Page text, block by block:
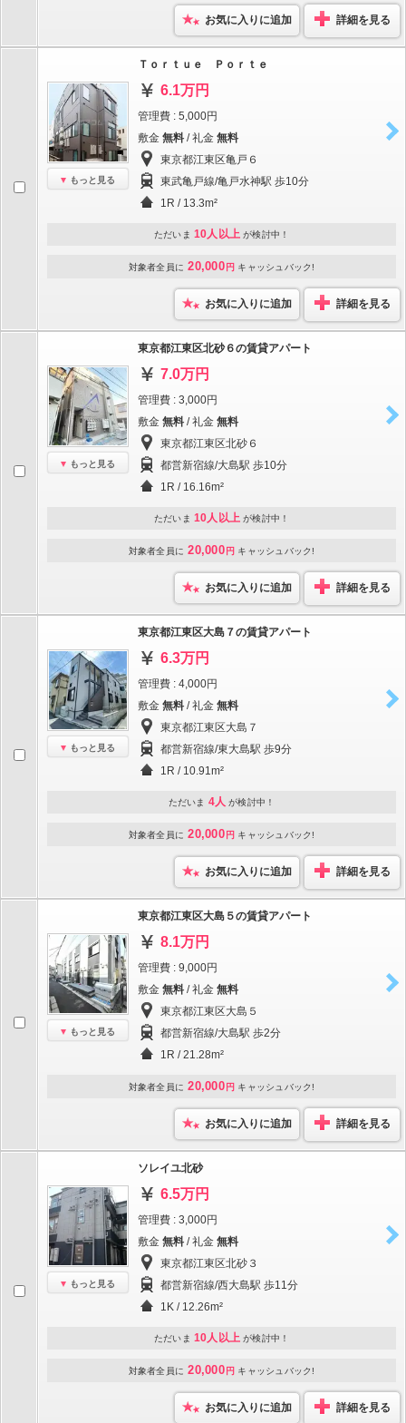
お気に入りに追加 詳細を見る
もっと見る
Ｔｏｒｔｕｅ Ｐｏｒｔｅ
6.1万円
管理費 : 5,000円
敷金 無料 / 礼金 無料
東京都江東区亀戸６
東武亀戸線/亀戸水神駅 歩10分
1R / 13.3m²
ただいま 10人以上 が検討中！
対象者全員に 20,000 円 キャッシュバック!
お気に入りに追加 詳細を見る
もっと見る
東京都江東区北砂６の賃貸アパート
7.0万円
管理費 : 3,000円
敷金 無料 / 礼金 無料
東京都江東区北砂６
都営新宿線/大島駅 歩10分
1R / 16.16m²
ただいま 10人以上 が検討中！
対象者全員に 20,000 円 キャッシュバック!
お気に入りに追加 詳細を見る
もっと見る
東京都江東区大島７の賃貸アパート
6.3万円
管理費 : 4,000円
敷金 無料 / 礼金 無料
東京都江東区大島７
都営新宿線/東大島駅 歩9分
1R / 10.91m²
ただいま 4人 が検討中！
対象者全員に 20,000 円 キャッシュバック!
お気に入りに追加 詳細を見る
もっと見る
東京都江東区大島５の賃貸アパート
8.1万円
管理費 : 9,000円
敷金 無料 / 礼金 無料
東京都江東区大島５
都営新宿線/大島駅 歩2分
1R / 21.28m²
対象者全員に 20,000 円 キャッシュバック!
お気に入りに追加 詳細を見る
もっと見る
ソレイユ北砂
6.5万円
管理費 : 3,000円
敷金 無料 / 礼金 無料
東京都江東区北砂３
都営新宿線/西大島駅 歩11分
1K / 12.26m²
ただいま 10人以上 が検討中！
対象者全員に 20,000 円 キャッシュバック!
お気に入りに追加 詳細を見る